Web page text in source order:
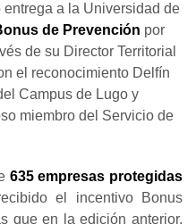
a la Universidad de
de Prevención por
de su Director Territorial
el reconocimiento Delfín
Campus de Lugo y
miembro del Servicio de
635 empresas protegidas
el incentivo Bonus
que en la edición anterior,